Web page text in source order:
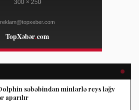
səbəbindən minlərlə reys ləğv
aparılır